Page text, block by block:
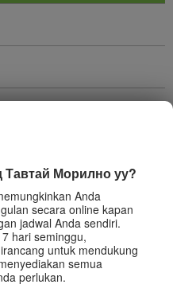
Морилно уу?
Anda
secara online kapan
jadwal Anda sendiri.
hari seminggu,
untuk mendukung
semua
perlukan.